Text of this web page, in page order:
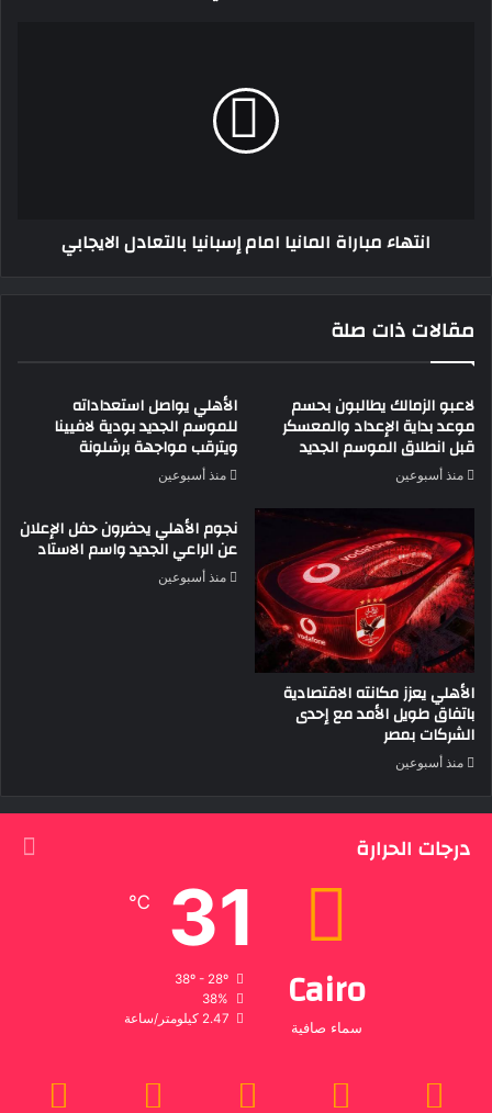
انتهاء مباراة المانيا امام إسبانيا بالتعادل الايجابي
مقالات ذات صلة
لاعبو الزمالك يطالبون بحسم
موعد بداية الإعداد والمعسكر
قبل انطلاق الموسم الجديد
منذ أسبوعين
الأهلي يواصل استعداداته
للموسم الجديد بودية لافيينا
ويترقب مواجهة برشلونة
منذ أسبوعين
الأهلي يعزز مكانته الاقتصادية
باتفاق طويل الأمد مع إحدى
الشركات بمصر
منذ أسبوعين
نجوم الأهلي يحضرون حفل الإعلان
عن الراعي الجديد واسم الاستاد
منذ أسبوعين
درجات الحرارة
Cairo
سماء صافية
31
℃
38%
2.47 كيلومتر/ساعة